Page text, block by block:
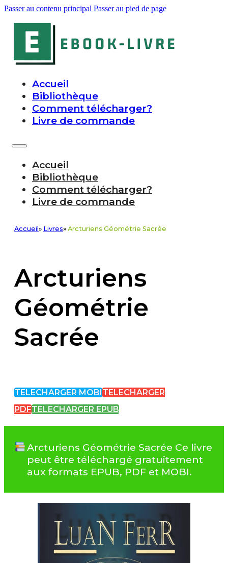
Passer au contenu principal Passer au pied de page
Accueil
Bibliothèque
Comment télécharger?
Livre de commande
Accueil
Bibliothèque
Comment télécharger?
Livre de commande
Accueil » Livres» Arcturiens Géométrie Sacrée
Arcturiens
Géométrie
Sacrée
TELECHARGER MOBI TELECHARGER
PDFTELECHARGER EPUB
Arcturiens Géométrie Sacrée Ce livre
peut être téléchargé gratuitement
aux formats EPUB, PDF et MOBI.